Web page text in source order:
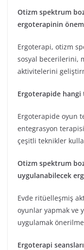
Otizm spektrum
ergoterapinin
Ergoterapi, otizm
sosyal becerilerini,
aktivitelerini
Ergoterapide hangi
Ergoterapide oyun
entegrasyon
çeşitli teknikler
Otizm spektrum
uygulanabilecek
Evde ritüelleşmiş
oyunlar yapmak ve
uygulamak
Ergoterapi seansları